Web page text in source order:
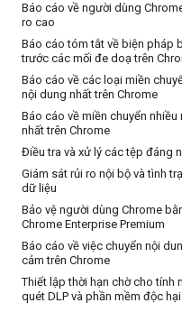
Báo cáo về người dùng
ro cao
Báo cáo tóm tắt về biện pháp
trước các mối đe doạ trên
Báo cáo về các loại miền
nội dung nhất trên Chrome
Báo cáo về miền chuyển nhiều
nhất trên Chrome
Điều tra và xử lý các tệp đáng
Giám sát rủi ro nội bộ và tình
dữ liệu
Bảo vệ người dùng Chrome
Chrome Enterprise Premium
Báo cáo về việc chuyển nội
cảm trên Chrome
Thiết lập thời hạn chờ cho tính
quét DLP và phần mềm độc hại
Tìm